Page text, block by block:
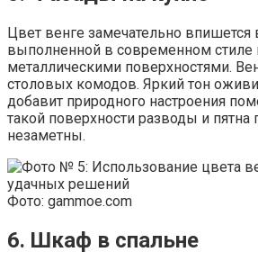
Цвет венге замечательно впишется
выполненной в современном стиле
металлическими поверхностями.
столовых комодов. Яркий тон
добавит природного настроения
такой поверхности разводы и пятна
незаметны.
Фото: gammoe.com
6. Шкаф в спальне